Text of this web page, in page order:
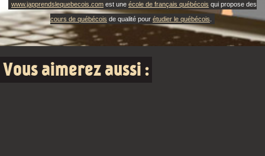
www.japprendslequebecois.com est une école de français québécois qui propose des
cours de québécois de qualité pour étudier le québécois
Vous aimerez aussi :